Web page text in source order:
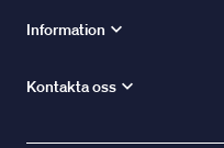
Information
Kontakta oss